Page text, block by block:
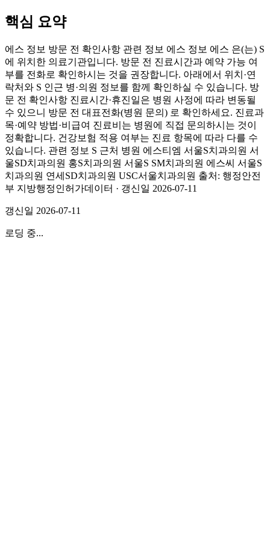
핵심 요약
에스 정보 방문 전 확인사항 관련 정보 에스 정보 에스 은(는) S
에 위치한 의료기관입니다. 방문 전 진료시간과 예약 가능 여
부를 전화로 확인하시는 것을 권장합니다. 아래에서 위치·연
락처와 S 인근 병·의원 정보를 함께 확인하실 수 있습니다. 방
문 전 확인사항 진료시간·휴진일은 병원 사정에 따라 변동될
수 있으니 방문 전 대표전화(병원 문의) 로 확인하세요. 진료과
목·예약 방법·비급여 진료비는 병원에 직접 문의하시는 것이
정확합니다. 건강보험 적용 여부는 진료 항목에 따라 다를 수
있습니다. 관련 정보 S 근처 병원 에스티엠 서울S치과의원 서
울SD치과의원 홍S치과의원 서울S SM치과의원 에스씨 서울S
치과의원 연세SD치과의원 USC서울치과의원 출처: 행정안전
부 지방행정인허가데이터 · 갱신일 2026-07-11
갱신일 2026-07-11
로딩 중...